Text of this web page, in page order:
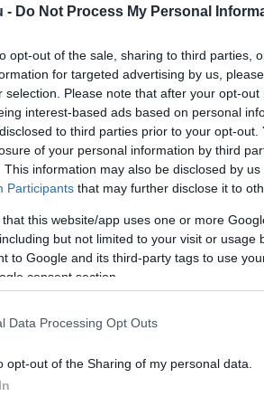
- Do Not Process My Personal
opt-out of the sale, sharing to third parties,
for targeted advertising by us,
selection. Please note that after your opt-
interest-based ads based on personal
to third parties prior to your opt-
of your personal information by third
This information may also be disclosed by
Participants that may further disclose it to
that this website/app uses one or more
but not limited to your visit or usage
to Google and its third-party tags to use
consent section.
Data Processing Opt Outs
opt-out of the Sharing of my personal data.